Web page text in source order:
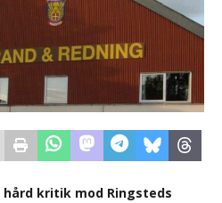
kritik mod Ringsteds